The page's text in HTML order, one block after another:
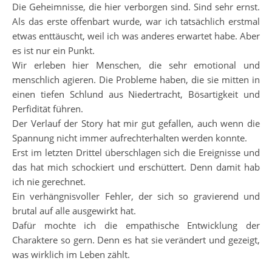
Die Geheimnisse, die hier verborgen sind. Sind sehr ernst.
Als das erste offenbart wurde, war ich tatsächlich erstmal
etwas enttäuscht, weil ich was anderes erwartet habe. Aber
es ist nur ein Punkt.
Wir erleben hier Menschen, die sehr emotional und
menschlich agieren. Die Probleme haben, die sie mitten in
einen tiefen Schlund aus Niedertracht, Bösartigkeit und
Perfidität führen.
Der Verlauf der Story hat mir gut gefallen, auch wenn die
Spannung nicht immer aufrechterhalten werden konnte.
Erst im letzten Drittel überschlagen sich die Ereignisse und
das hat mich schockiert und erschüttert. Denn damit hab
ich nie gerechnet.
Ein verhängnisvoller Fehler, der sich so gravierend und
brutal auf alle ausgewirkt hat.
Dafür mochte ich die empathische Entwicklung der
Charaktere so gern. Denn es hat sie verändert und gezeigt,
was wirklich im Leben zählt.